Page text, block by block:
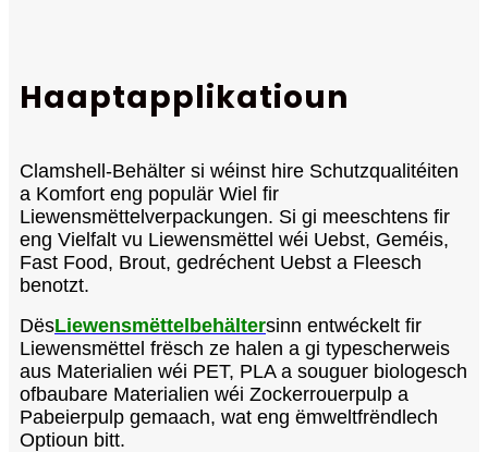
Haaptapplikatioun
Clamshell-Behälter si wéinst hire Schutzqualitéiten
a Komfort eng populär Wiel fir
Liewensmëttelverpackungen. Si gi meeschtens fir
eng Vielfalt vu Liewensmëttel wéi Uebst, Geméis,
Fast Food, Brout, gedréchent Uebst a Fleesch
benotzt.
DësLiewensmëttelbehältersinn entwéckelt fir
Liewensmëttel frësch ze halen a gi typescherweis
aus Materialien wéi PET, PLA a souguer biologesch
ofbaubare Materialien wéi Zockerrouerpulp a
Pabeierpulp gemaach, wat eng ëmweltfrëndlech
Optioun bitt.